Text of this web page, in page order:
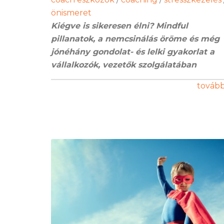
önismeret
Kiégve is sikeresen élni? Mindful
pillanatok, a nemcsinálás öröme és még
jónéhány gondolat- és lelki gyakorlat a
vállalkozók, vezetők szolgálatában